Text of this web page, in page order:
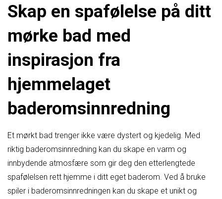
Skap en spafølelse på ditt
mørke bad med
inspirasjon fra
hjemmelaget
baderomsinnredning
Et mørkt bad trenger ikke være dystert og kjedelig. Med
riktig baderomsinnredning kan du skape en varm og
innbydende atmosfære som gir deg den etterlengtede
spafølelsen rett hjemme i ditt eget baderom. Ved å bruke
spiler i baderomsinnredningen kan du skape et unikt og